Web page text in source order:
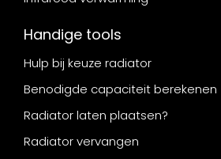
Handige tools
Hulp bij keuze radiator
Benodigde capaciteit berekenen
Radiator laten plaatsen?
Radiator vervangen